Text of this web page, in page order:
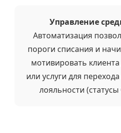
Управление
Автоматизация
пороги списания и
мотивировать
или услуги для
лояльности (статусы